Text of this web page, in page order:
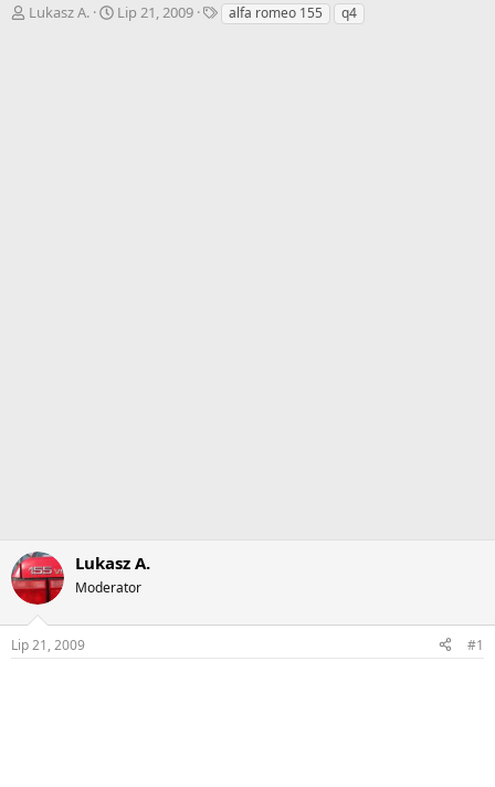
ALukasz A.
DLip 21, 2009
Talfa romeo 155 q4
Lukasz A.
Moderator
Lip 21, 2009 #1